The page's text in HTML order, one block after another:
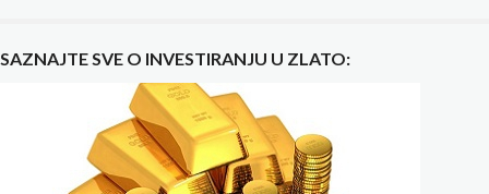
SAZNAJTE SVE O INVESTIRANJU U ZLATO: